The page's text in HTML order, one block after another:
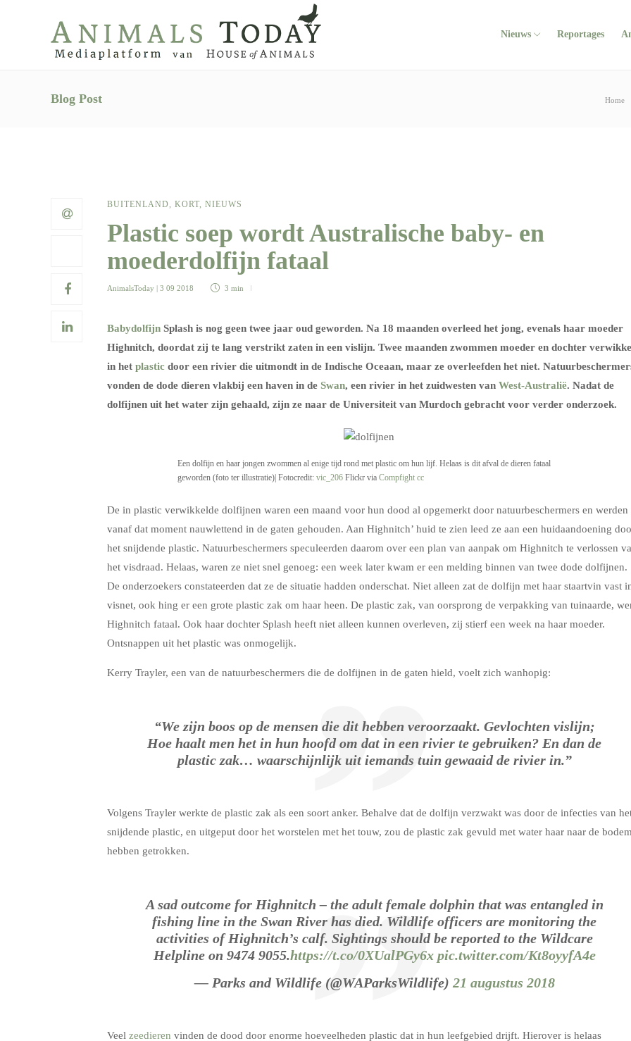
Nieuws Reportages
Blog Post Home
BUITENLAND, KORT, NIEUWS
Plastic soep wordt Australische baby- en
moederdolfijn fataal
AnimalsToday | 3 09 2018 3 min
Babydolfijn Splash is nog geen twee jaar oud geworden. Na 18 maanden overleed het jong, evenals haar moeder
Highnitch, doordat zij te lang verstrikt zaten in een vislijn. Twee maanden zwommen moeder en dochter
in het plastic door een rivier die uitmondt in de Indische Oceaan, maar ze overleefden het niet.
vonden de dode dieren vlakbij een haven in de Swan, een rivier in het zuidwesten van West-Australië. Nadat de
dolfijnen uit het water zijn gehaald, zijn ze naar de Universiteit van Murdoch gebracht voor verder onderzoek.
Een dolfijn en haar jongen zwommen al enige tijd rond met plastic om hun lijf. Helaas is dit afval de dieren fataal
geworden (foto ter illustratie)| Fotocredit: vic_206Flickr via Compfight cc
De in plastic verwikkelde dolfijnen waren een maand voor hun dood al opgemerkt door natuurbeschermers en werden
vanaf dat moment nauwlettend in de gaten gehouden. Aan Highnitch’ huid te zien leed ze aan een huidaandoening
het snijdende plastic. Natuurbeschermers speculeerden daarom over een plan van aanpak om Highnitch te verlossen
het visdraad. Helaas, waren ze niet snel genoeg: een week later kwam er een melding binnen van twee dode dolfijnen.
De onderzoekers constateerden dat ze de situatie hadden onderschat. Niet alleen zat de dolfijn met haar staartvin vast
visnet, ook hing er een grote plastic zak om haar heen. De plastic zak, van oorsprong de verpakking van tuinaarde,
Highnitch fataal. Ook haar dochter Splash heeft niet alleen kunnen overleven, zij stierf een week na haar moeder.
Ontsnappen uit het plastic was onmogelijk.
Kerry Trayler, een van de natuurbeschermers die de dolfijnen in de gaten hield, voelt zich wanhopig:
“We zijn boos op de mensen die dit hebben veroorzaakt. Gevlochten vislijn;
Hoe haalt men het in hun hoofd om dat in een rivier te gebruiken? En dan de
plastic zak… waarschijnlijk uit iemands tuin gewaaid de rivier in.”
Volgens Trayler werkte de plastic zak als een soort anker. Behalve dat de dolfijn verzwakt was door de infecties van
snijdende plastic, en uitgeput door het worstelen met het touw, zou de plastic zak gevuld met water haar naar de
hebben getrokken.
A sad outcome for Highnitch – the adult female dolphin that was entangled in
fishing line in the Swan River has died. Wildlife officers are monitoring the
activities of Highnitch’s calf. Sightings should be reported to the Wildcare
Helpline on 9474 9055.https://t.co/0XUalPGy6x pic.twitter.com/Kt8oyyfA4e
— Parks and Wildlife (@WAParksWildlife) 21 augustus 2018
Veel zeedieren vinden de dood door enorme hoeveelheden plastic dat in hun leefgebied drijft. Hierover is helaas